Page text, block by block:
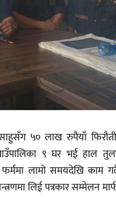
५० लाख रुपैयाँ फिरौती
९ घर भई हाल
फर्ममा लामो समयदेखि
लिई पत्रकार सम्मेलन